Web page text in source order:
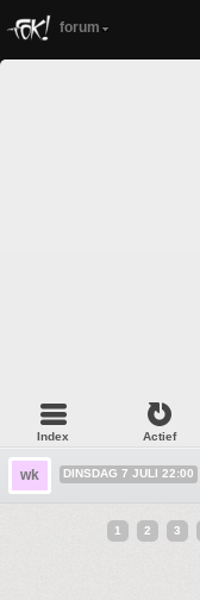
forum
Index Actief
wk DINSDAG 7 JULI 22:00
1 2 3